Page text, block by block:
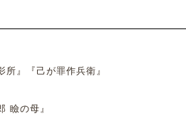
』『己が罪作兵衛』
瞼の母』